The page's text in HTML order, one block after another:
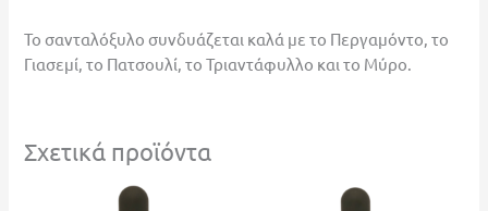
Το σανταλόξυλο συνδυάζεται καλά με το Περγαμόντο, το
Γιασεμί, το Πατσουλί, το Τριαντάφυλλο και το Μύρο.
Σχετικά προϊόντα